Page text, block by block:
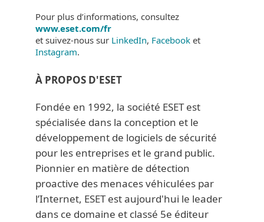
Pour plus d’informations, consultez
www.eset.com/fr
et suivez-nous sur LinkedIn, Facebook et
Instagram.
À PROPOS D'ESET
Fondée en 1992, la société ESET est
spécialisée dans la conception et le
développement de logiciels de sécurité
pour les entreprises et le grand public.
Pionnier en matière de détection
proactive des menaces véhiculées par
l’Internet, ESET est aujourd'hui le leader
dans ce domaine et classé 5e éditeur